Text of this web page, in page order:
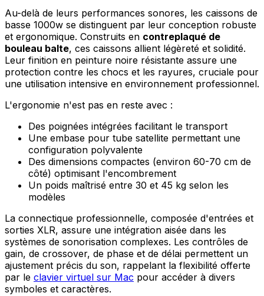
Au-delà de leurs performances sonores, les caissons de
basse 1000w se distinguent par leur conception robuste
et ergonomique. Construits en contreplaqué de
bouleau balte, ces caissons allient légèreté et solidité.
Leur finition en peinture noire résistante assure une
protection contre les chocs et les rayures, cruciale pour
une utilisation intensive en environnement professionnel.
L'ergonomie n'est pas en reste avec :
Des poignées intégrées facilitant le transport
Une embase pour tube satellite permettant une
configuration polyvalente
Des dimensions compactes (environ 60-70 cm de
côté) optimisant l'encombrement
Un poids maîtrisé entre 30 et 45 kg selon les
modèles
La connectique professionnelle, composée d'entrées et
sorties XLR, assure une intégration aisée dans les
systèmes de sonorisation complexes. Les contrôles de
gain, de crossover, de phase et de délai permettent un
ajustement précis du son, rappelant la flexibilité offerte
par le clavier virtuel sur Mac pour accéder à divers
symboles et caractères.